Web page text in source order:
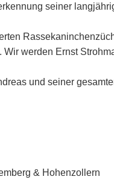
seiner
werden Ernst
und seiner
& Hohenzollern